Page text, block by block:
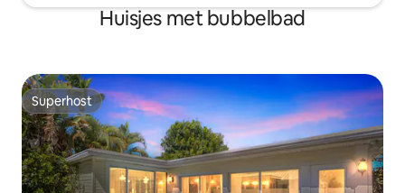
Huisjes met bubbelbad
Superhost
Superhost